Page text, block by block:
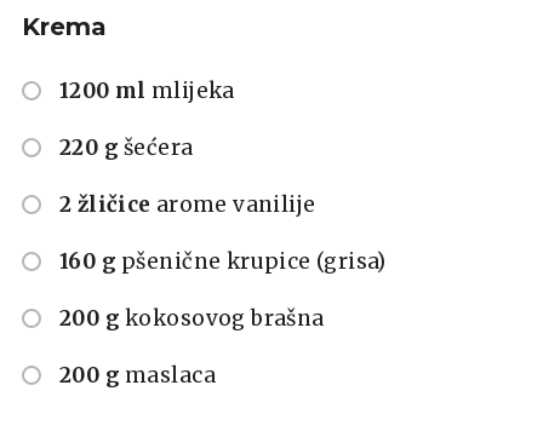
Krema
1200 ml mlijeka
220 g šećera
2 žličice arome vanilije
160 g pšenične krupice (grisa)
200 g kokosovog brašna
200 g maslaca